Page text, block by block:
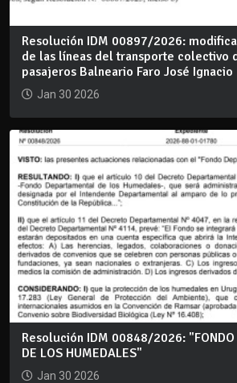
Resolución IDM 00897/2026:
de las líneas del transporte colectivo
pasajeros Balneario Faro José Ignacio
Jan 30 2026
Resolución IDM 00848/2026: "FONDO
DE LOS HUMEDALES"
Jan 30 2026